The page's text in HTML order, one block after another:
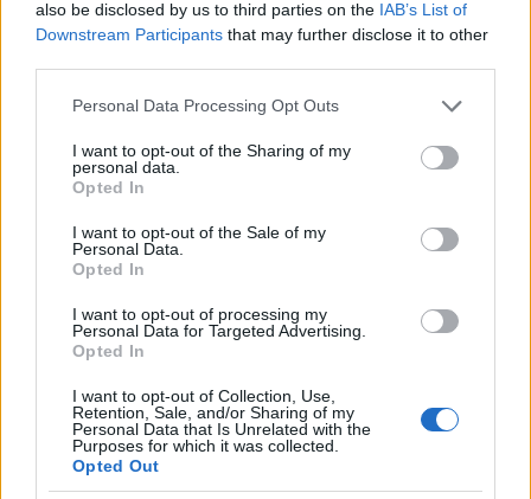
also be disclosed by us to third parties on the IAB’s List of
Downstream Participants that may further disclose it to other
Please note that this website/app uses one or more Google
not limited to your visit or usage behaviour. You may click to
grant or deny consent to Google and its third-party tags to
use your data for below specified purposes in below Google
consent section.
Personal Data Processing Opt Outs
I want to opt-out of the Sharing of my
personal data.
Opted In
I want to opt-out of the Sale of my
Personal Data.
Opted In
I want to opt-out of processing my
Personal Data for Targeted Advertising.
Opted In
I want to opt-out of Collection, Use,
Retention, Sale, and/or Sharing of my
Personal Data that Is Unrelated with the
Purposes for which it was collected.
Opted Out
érvényes: „Vannak emberek, akiket mindig be lehet
csapni, és mindenkit be lehet csapni néhányszor, de
minden embert mindig nem lehet becsapni.”
(You can fool some of the people all of the time, and
all of the people some of the time, but you can not
fool all of the people all of the time.)
en.wikiquote.org/wiki/Talk:Abraham_Lincoln#You_c
an_X_Y_of_the_people_Z_of_the_time
13 éve
@Methylphenidate
módja , nem te . Van négy pontos idézés , jobban
tudja a többdiplomás MAGYAR tanárom mint te te
kis anonim geci . :D Nem ez van a személyidben hogy
Methylphenidate , tehát hazudsz , ha ez még egyszer
előfordul akkor ma ezen a blogon utoljára